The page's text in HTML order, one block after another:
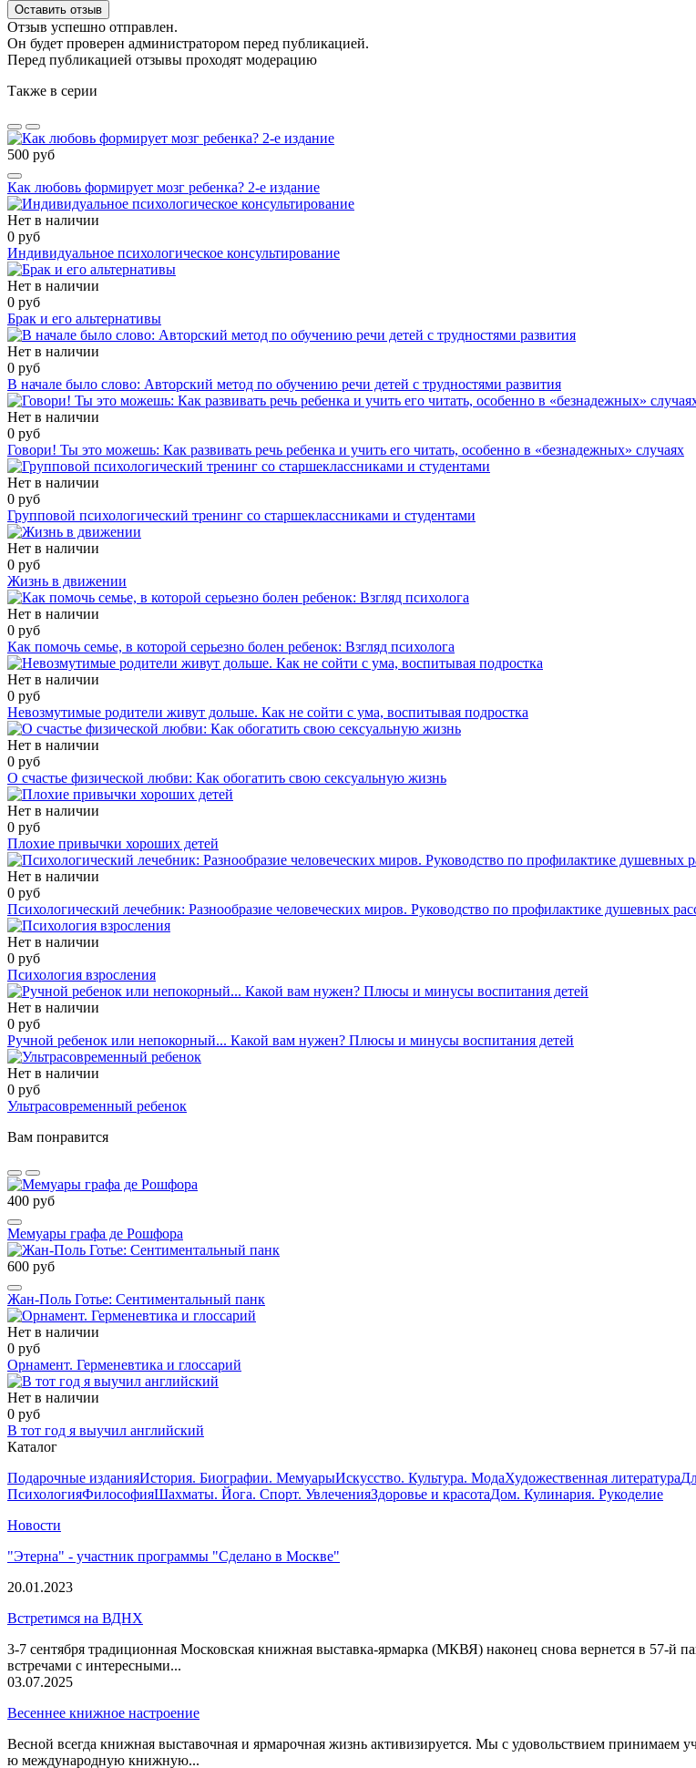
Оставить отзыв
Отзыв успешно отправлен.
Он будет проверен администратором перед публикацией.
Перед публикацией отзывы проходят модерацию
Также в серии
500 руб
Как любовь формирует мозг ребенка? 2-е издание
Нет в наличии
0 руб
Индивидуальное психологическое консультирование
Нет в наличии
0 руб
Брак и его альтернативы
Нет в наличии
0 руб
В начале было слово: Авторский метод по обучению речи детей с трудностями развития
Нет в наличии
0 руб
Говори! Ты это можешь: Как развивать речь ребенка и учить его читать, особенно в «безнадежных» случаях
Нет в наличии
0 руб
Групповой психологический тренинг со старшеклассниками и студентами
Нет в наличии
0 руб
Жизнь в движении
Нет в наличии
0 руб
Как помочь семье, в которой серьезно болен ребенок: Взгляд психолога
Нет в наличии
0 руб
Невозмутимые родители живут дольше. Как не сойти с ума, воспитывая подростка
Нет в наличии
0 руб
О счастье физической любви: Как обогатить свою сексуальную жизнь
Нет в наличии
0 руб
Плохие привычки хороших детей
Нет в наличии
0 руб
Психологический лечебник: Разнообразие человеческих миров. Руководство по профилактике душевных
Нет в наличии
0 руб
Психология взросления
Нет в наличии
0 руб
Ручной ребенок или непокорный... Какой вам нужен? Плюсы и минусы воспитания детей
Нет в наличии
0 руб
Ультрасовременный ребенок
Вам понравится
400 руб
Мемуары графа де Рошфора
600 руб
Жан-Поль Готье: Сентиментальный панк
Нет в наличии
0 руб
Орнамент. Герменевтика и глоссарий
Нет в наличии
0 руб
В тот год я выучил английский
Каталог
Подарочные изданияИстория. Биографии. МемуарыИскусство. Культура. МодаХудожественная литература
ПсихологияФилософияШахматы. Йога. Спорт. УвлеченияЗдоровье и красотаДом. Кулинария. Рукоделие
Новости
"Этерна" - участник программы "Сделано в Москве"
20.01.2023
Встретимся на ВДНХ
3-7 сентября традиционная Московская книжная выставка-ярмарка (МКВЯ) наконец снова вернется в 57-
встречами с интересными...
03.07.2025
Весеннее книжное настроение
Весной всегда книжная выставочная и ярмарочная жизнь активизируется. Мы с удовольствием принимаем
ю международную книжную...